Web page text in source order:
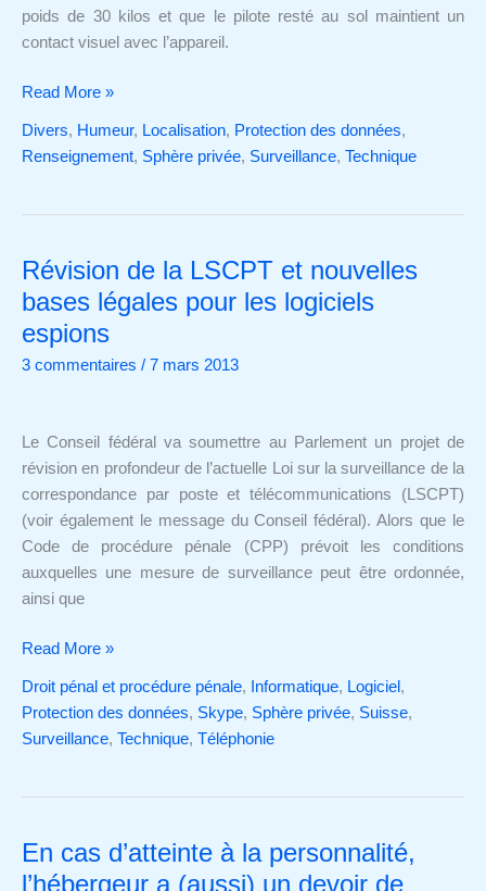
poids de 30 kilos et que le pilote resté au sol maintient un
contact visuel avec l’appareil.
Read More »
Divers, Humeur, Localisation, Protection des données,
Renseignement, Sphère privée, Surveillance, Technique
Révision de la LSCPT et nouvelles
bases légales pour les logiciels
espions
3 commentaires / 7 mars 2013
Le Conseil fédéral va soumettre au Parlement un projet de
révision en profondeur de l’actuelle Loi sur la surveillance de la
correspondance par poste et télécommunications (LSCPT)
(voir également le message du Conseil fédéral). Alors que le
Code de procédure pénale (CPP) prévoit les conditions
auxquelles une mesure de surveillance peut être ordonnée,
ainsi que
Révision
de
LSCPT
et
légales
pour
les
logiciels
espions
Read More »
Droit pénal et procédure pénale, Informatique, Logiciel ,
Protection des données, Skype, Sphère privée, Suisse,
Surveillance, Technique, Téléphonie
En cas d’atteinte à la personnalité,
l’hébergeur a (aussi) un devoir de
En
cas